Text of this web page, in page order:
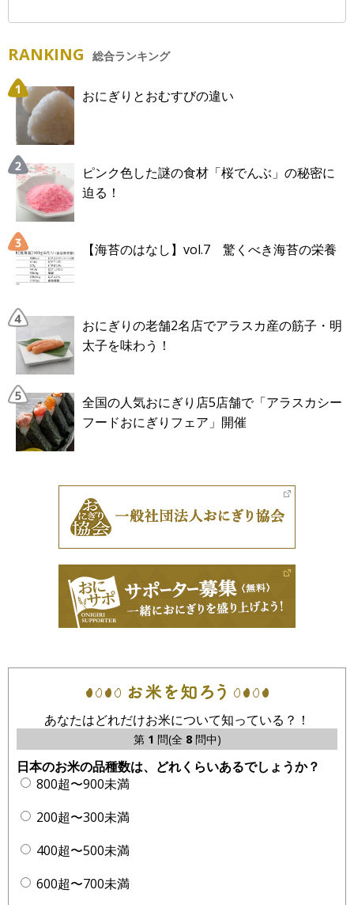
RANKING 総合ランキング
おにぎりとおむすびの違い
ピンク色した謎の食材「桜でんぶ」の秘密に
迫る！
【海苔のはなし】vol.7 驚くべき海苔の栄養
おにぎりの老舗2名店でアラスカ産の筋子・明
太子を味わう！
全国の人気おにぎり店5店舗で「アラスカシー
フードおにぎりフェア」開催
あなたはどれだけお米について知っている？！
第 1 問(全 8問中)
日本のお米の品種数は、どれくらいあるでしょうか？
800超〜900未満
200超〜300未満
400超〜500未満
600超〜700未満